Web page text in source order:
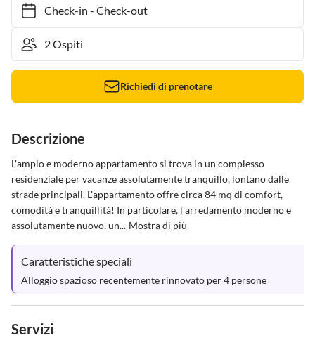
Check-in- Check-out
Richiedi di prenotare
Descrizione
L'ampio e moderno appartamento si trova in un complesso
residenziale per vacanze assolutamente tranquillo, lontano dalle
strade principali. L'appartamento offre circa 84 mq di comfort,
comodità e tranquillità! In particolare, l'arredamento moderno e
assolutamente nuovo, un... Mostra di più
Caratteristiche speciali
Alloggio spazioso recentemente rinnovato per 4 persone
Servizi